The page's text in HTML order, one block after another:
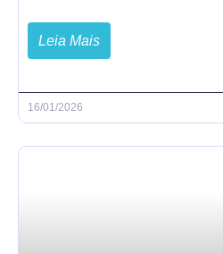
Leia Mais
16/01/2026